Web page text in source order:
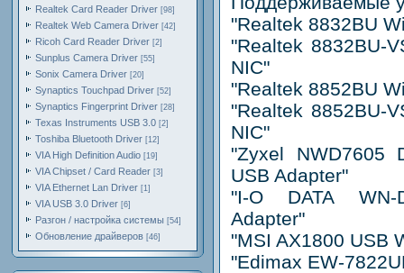
Realtek Card Reader Driver [98]
Realtek Web Camera Driver [42]
Ricoh Card Reader Driver [2]
Sunplus Camera Driver [55]
Sonix Camera Driver [20]
Synaptics Touchpad Driver [52]
Synaptics Fingerprint Driver [28]
Texas Instruments USB 3.0 [2]
Toshiba Bluetooth Driver [12]
VIA High Definition Audio [19]
VIA Chipset / Card Reader [3]
VIA Ethernet Lan Driver [1]
VIA USB 3.0 Driver [6]
Разгон / настройка системы [54]
Обновление драйверов [46]
"Realtek 8832BU
"Realtek 8832BU-
NIC"
"Realtek 8852BU
"Realtek 8852BU-
NIC"
"Zyxel NWD7605
USB Adapter"
"I-O DATA WN-
Adapter"
"MSI AX1800 USB
"Edimax EW-